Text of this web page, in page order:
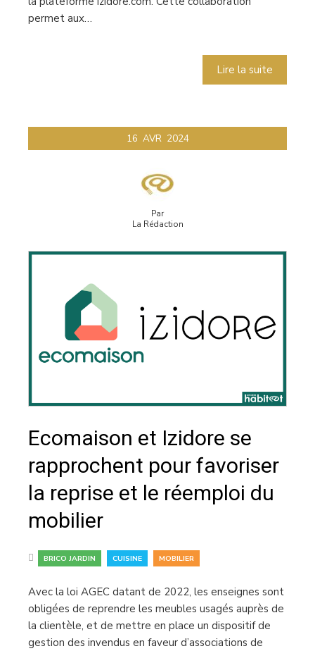
permet aux…
Lire la suite
16 AVR 2024
Par
La Rédaction
Ecomaison et Izidore se
rapprochent pour favoriser
la reprise et le réemploi du
mobilier
BRICO JARDIN CUISINE MOBILIER
Avec la loi AGEC datant de 2022, les enseignes sont
obligées de reprendre les meubles usagés auprès de
la clientèle, et de mettre en place un dispositif de
gestion des invendus en faveur d’associations de